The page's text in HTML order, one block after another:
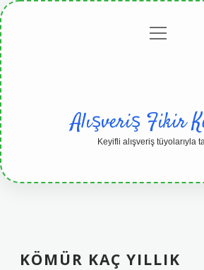
Gizlilikmenüyü
Alışveriş Fikir
Keyifli alışveriş tüyolarıyla
KÖMÜR KAÇ YILLIK